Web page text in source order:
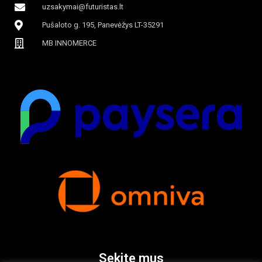
uzsakymai@futuristas.lt
Pušaloto g. 195, Panevėžys LT-35291
MB INNOMERCE
Sekite mus